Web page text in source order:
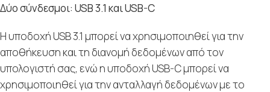
Δύο σύνδεσμοι: USB 3.1 και USB-C
Η υποδοχή USB 3.1 μπορεί να χρησιμοποιηθεί για την
αποθήκευση και τη διανομή δεδομένων από τον
υπολογιστή σας, ενώ η υποδοχή USB-C μπορεί να
χρησιμοποιηθεί για την ανταλλαγή δεδομένων με το